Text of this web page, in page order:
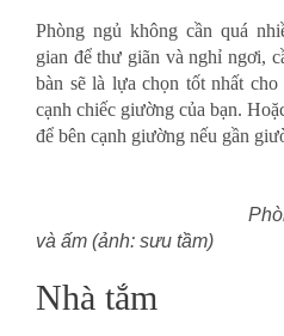
Phòng ngủ không cần quá
gian để thư giãn và nghỉ ngơi,
bàn sẽ là lựa chọn tốt nhất
cạnh chiếc giường của bạn.
để bên cạnh giường nếu gần
Phòng ngủ
và ấm (ảnh: sưu tầm)
Nhà tắm